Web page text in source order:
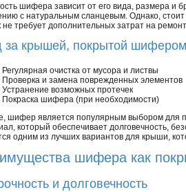
шифера зависит от его вида, размера и
с натуральным сланцевым. Однако,
не требует дополнительных затрат на
за крышей, покрытой
Регулярная очистка от мусора и листвы
Проверка и замена поврежденных элементов
Устранение возможных протечек
Покраска шифера (при необходимости)
шифер является популярным выбором для
который обеспечивает долговечность,
одним из лучших вариантов для крыши,
шифера как
и долговечность